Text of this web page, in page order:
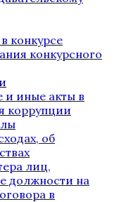
конкурсе
конкурсного
и иные акты в
коррупции
об
лиц,
должности на
в